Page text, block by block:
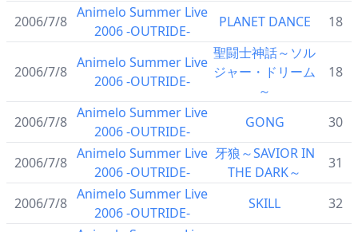
2006/7/8
Animelo Summer Live
2006 -OUTRIDE-
PLANET DANCE 18
2006/7/8
Animelo Summer Live
2006 -OUTRIDE-
聖闘士神話～ソル
ジャー・ドリーム
～
18
2006/7/8
Animelo Summer Live
2006 -OUTRIDE-
GONG 30
2006/7/8
Animelo Summer Live
2006 -OUTRIDE-
牙狼～SAVIOR IN
THE DARK～
31
2006/7/8
Animelo Summer Live
2006 -OUTRIDE-
SKILL 32